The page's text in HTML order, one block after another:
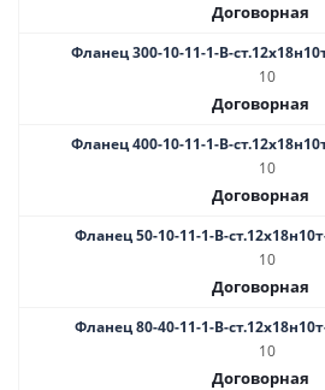
Договорная
Фланец 300-10-11-1-B-
10
Договорная
Фланец 400-10-11-1-B-
10
Договорная
Фланец 50-10-11-1-B-
10
Договорная
Фланец 80-40-11-1-B-
10
Договорная